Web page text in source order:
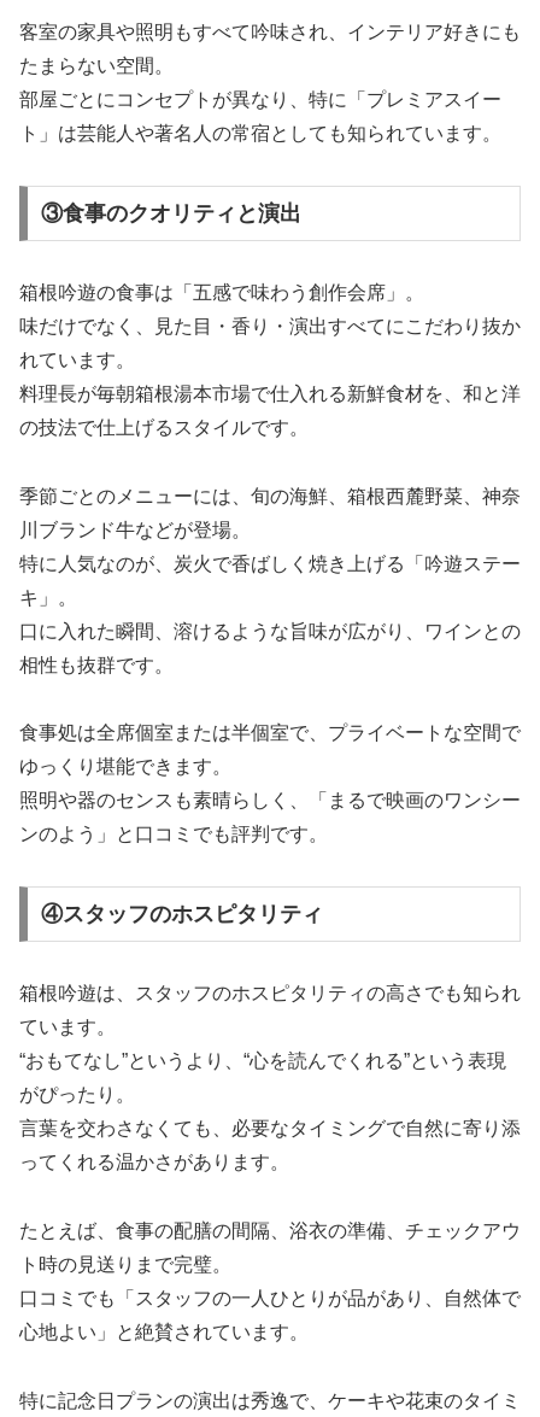
客室の家具や照明もすべて吟味され、インテリア好きにも
たまらない空間。
部屋ごとにコンセプトが異なり、特に「プレミアスイー
ト」は芸能人や著名人の常宿としても知られています。
③食事のクオリティと演出
箱根吟遊の食事は「五感で味わう創作会席」。
味だけでなく、見た目・香り・演出すべてにこだわり抜か
れています。
料理長が毎朝箱根湯本市場で仕入れる新鮮食材を、和と洋
の技法で仕上げるスタイルです。
季節ごとのメニューには、旬の海鮮、箱根西麓野菜、神奈
川ブランド牛などが登場。
特に人気なのが、炭火で香ばしく焼き上げる「吟遊ステー
キ」。
口に入れた瞬間、溶けるような旨味が広がり、ワインとの
相性も抜群です。
食事処は全席個室または半個室で、プライベートな空間で
ゆっくり堪能できます。
照明や器のセンスも素晴らしく、「まるで映画のワンシー
ンのよう」と口コミでも評判です。
④スタッフのホスピタリティ
箱根吟遊は、スタッフのホスピタリティの高さでも知られ
ています。
“おもてなし”というより、“心を読んでくれる”という表現
がぴったり。
言葉を交わさなくても、必要なタイミングで自然に寄り添
ってくれる温かさがあります。
たとえば、食事の配膳の間隔、浴衣の準備、チェックアウ
ト時の見送りまで完璧。
口コミでも「スタッフの一人ひとりが品があり、自然体で
心地よい」と絶賛されています。
特に記念日プランの演出は秀逸で、ケーキや花束のタイミ